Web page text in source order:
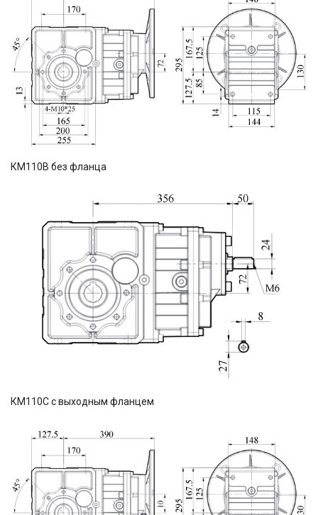
КМ110В без фланца
КМ110С с выходным фланцем